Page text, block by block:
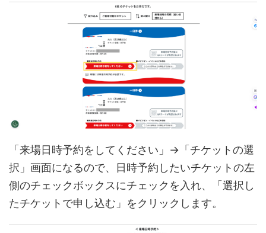
「来場日時予約をしてください」→「チケットの選
択」画面になるので、日時予約したいチケットの左
側のチェックボックスにチェックを入れ、「選択し
たチケットで申し込む」をクリックします。